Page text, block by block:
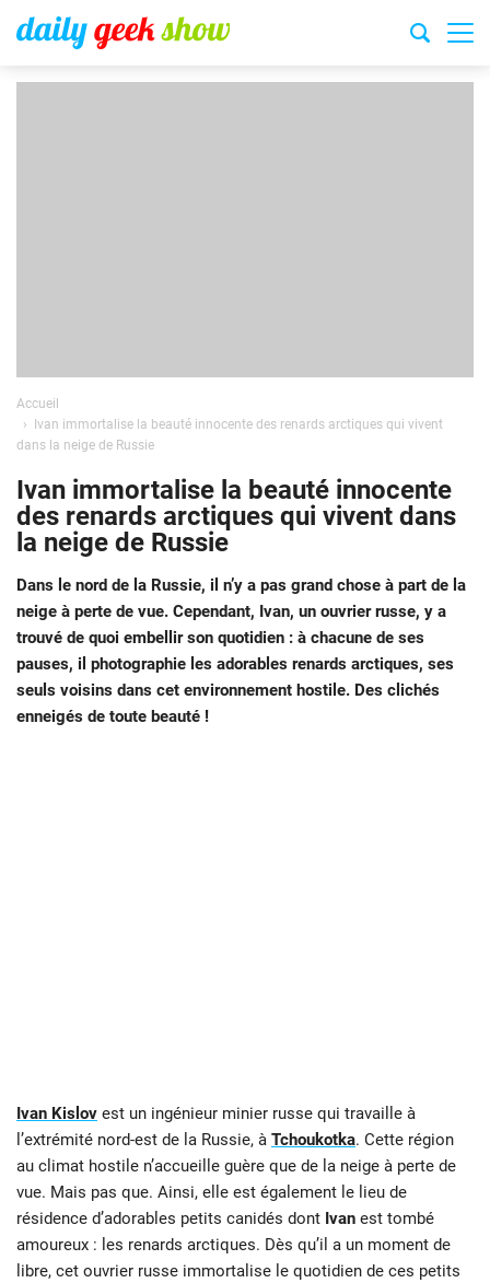
Accueil
Ivan immortalise la beauté innocente des renards arctiques qui vivent
dans la neige de Russie
Ivan immortalise la beauté innocente
des renards arctiques qui vivent dans
la neige de Russie
Dans le nord de la Russie, il n’y a pas grand chose à part de la
neige à perte de vue. Cependant, Ivan, un ouvrier russe, y a
trouvé de quoi embellir son quotidien : à chacune de ses
pauses, il photographie les adorables renards arctiques, ses
seuls voisins dans cet environnement hostile. Des clichés
enneigés de toute beauté !
Ivan Kislov est un ingénieur minier russe qui travaille à
l’extrémité nord-est de la Russie, à Tchoukotka. Cette région
au climat hostile n’accueille guère que de la neige à perte de
vue. Mais pas que. Ainsi, elle est également le lieu de
résidence d’adorables petits canidés dont Ivan est tombé
amoureux : les renards arctiques. Dès qu’il a un moment de
libre, cet ouvrier russe immortalise le quotidien de ces petits